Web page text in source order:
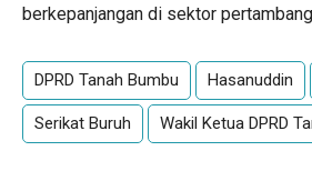
berkepanjangan di sektor
DPRD Tanah Bumbu Hasanuddin
Serikat Buruh Wakil Ketua DPRD